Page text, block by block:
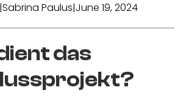
|Sabrina Paulus|June 19, 2024
das